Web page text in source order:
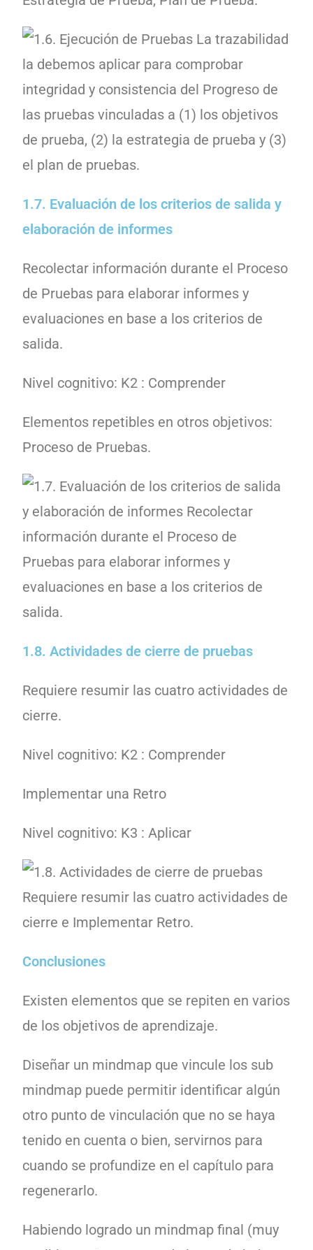
1.7. Evaluación de los criterios de salida y
elaboración de informes
Recolectar información durante el Proceso
de Pruebas para elaborar informes y
evaluaciones en base a los criterios de
salida.
Nivel cognitivo: K2 : Comprender
Elementos repetibles en otros objetivos:
Proceso de Pruebas.
1.8. Actividades de cierre de pruebas
Requiere resumir las cuatro actividades de
cierre.
Nivel cognitivo: K2 : Comprender
Implementar una Retro
Nivel cognitivo: K3 : Aplicar
Conclusiones
Existen elementos que se repiten en varios
de los objetivos de aprendizaje.
Diseñar un mindmap que vincule los sub
mindmap puede permitir identificar algún
otro punto de vinculación que no se haya
tenido en cuenta o bien, servirnos para
cuando se profundize en el capítulo para
regenerarlo.
Habiendo logrado un mindmap final (muy